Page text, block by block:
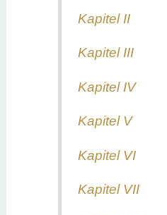
Kapitel II
Kapitel III
Kapitel IV
Kapitel V
Kapitel VI
Kapitel VII